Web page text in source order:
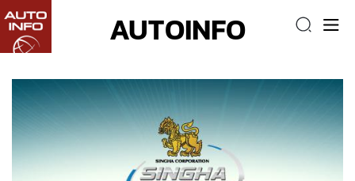
AUTOINFO